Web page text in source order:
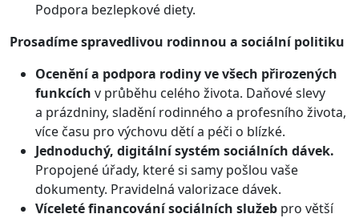
Podpora bezlepkové diety.
Prosadíme spravedlivou rodinnou a sociální politiku
Ocenění a podpora rodiny ve všech přirozených
funkcích v průběhu celého života. Daňové slevy
a prázdniny, sladění rodinného a profesního života,
více času pro výchovu dětí a péči o blízké.
Jednoduchý, digitální systém sociálních dávek.
Propojené úřady, které si samy pošlou vaše
dokumenty. Pravidelná valorizace dávek.
Víceleté financování sociálních služeb pro větší